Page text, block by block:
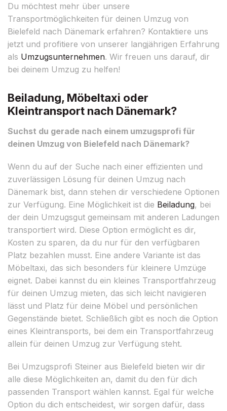
Du möchtest mehr über unsere
Transportmöglichkeiten für deinen Umzug von
Bielefeld nach Dänemark erfahren? Kontaktiere uns
jetzt und profitiere von unserer langjährigen Erfahrung
als Umzugsunternehmen. Wir freuen uns darauf, dir
bei deinem Umzug zu helfen!
Beiladung, Möbeltaxi oder
Kleintransport nach Dänemark?
Suchst du gerade nach einem umzugsprofi für
deinen Umzug von Bielefeld nach Dänemark?
Wenn du auf der Suche nach einer effizienten und
zuverlässigen Lösung für deinen Umzug nach
Dänemark bist, dann stehen dir verschiedene Optionen
zur Verfügung. Eine Möglichkeit ist die Beiladung, bei
der dein Umzugsgut gemeinsam mit anderen Ladungen
transportiert wird. Diese Option ermöglicht es dir,
Kosten zu sparen, da du nur für den verfügbaren
Platz bezahlen musst. Eine andere Variante ist das
Möbeltaxi, das sich besonders für kleinere Umzüge
eignet. Dabei kannst du ein kleines Transportfahrzeug
für deinen Umzug mieten, das sich leicht navigieren
lässt und Platz für deine Möbel und persönlichen
Gegenstände bietet. Schließlich gibt es noch die Option
eines Kleintransports, bei dem ein Transportfahrzeug
allein für deinen Umzug zur Verfügung steht.
Bei Umzugsprofi Steiner aus Bielefeld bieten wir dir
alle diese Möglichkeiten an, damit du den für dich
passenden Transport wählen kannst. Egal für welche
Option du dich entscheidest, wir sorgen dafür, dass